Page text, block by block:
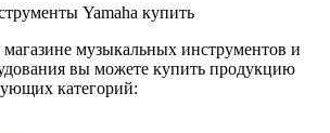
музыкальных инструментов и
вы можете купить продукцию
категорий: